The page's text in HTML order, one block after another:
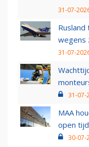
31-07-
wegens
31-07-
31-07-
MAA
open
30-07-